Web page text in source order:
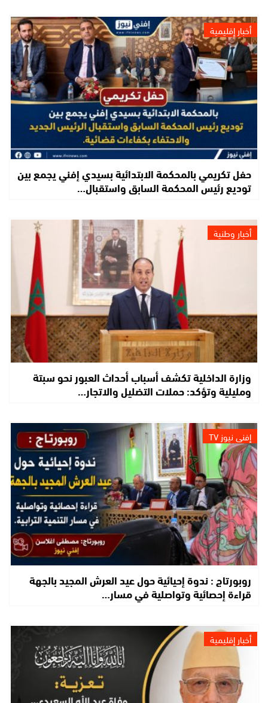
أخبار إقليمية
حفل تكريمي بالمحكمة الابتدائية بسيدي إفني يجمع بين
توديع رئيس المحكمة السابق واستقبال…
أخبار وطنية
وزارة الداخلية تكشف أسباب أحداث العبور نحو سبتة
ومليلية وتؤكد: حملات التضليل والاتجار…
إفني نيوز TV
روبورتاج : ندوة إحيائية حول عيد العرش المجيد بالجهة
قراءة إحصائية وتواصلية في مسار…
أخبار إقليمية